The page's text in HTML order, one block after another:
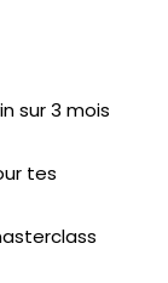
sur 3 mois
tes